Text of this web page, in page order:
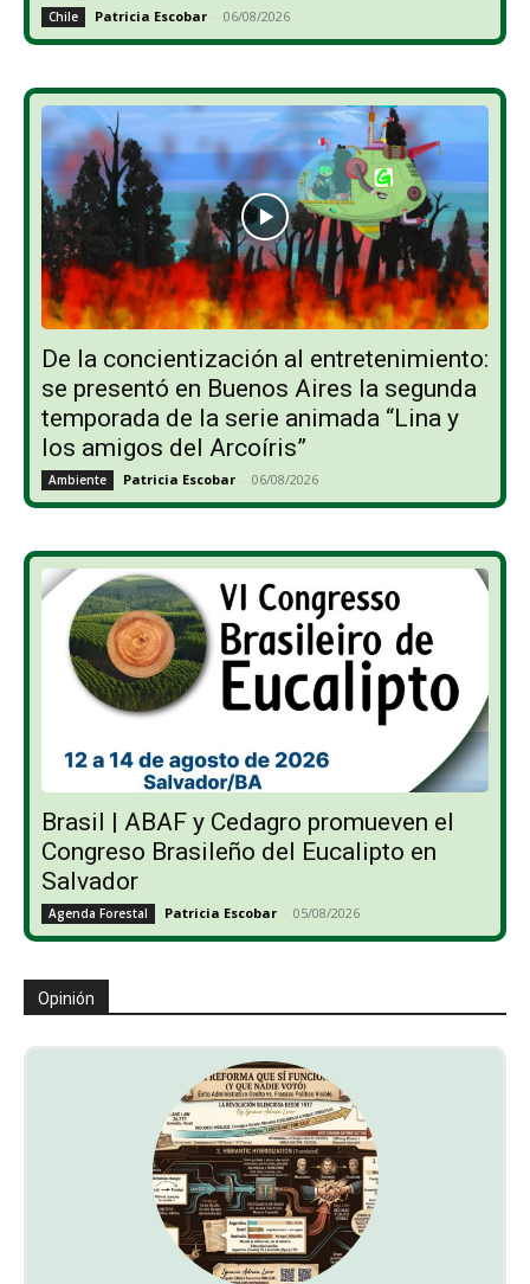
Chile Patricia Escobar - 06/08/2026
De la concientización al entretenimiento:
se presentó en Buenos Aires la segunda
temporada de la serie animada “Lina y
los amigos del Arcoíris”
Ambiente Patricia Escobar - 06/08/2026
Brasil | ABAF y Cedagro promueven el
Congreso Brasileño del Eucalipto en
Salvador
Agenda Forestal Patricia Escobar - 05/08/2026
Opinión